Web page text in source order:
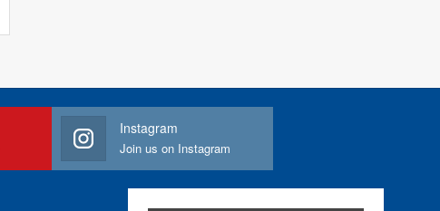
Instagram
Join us on Instagram